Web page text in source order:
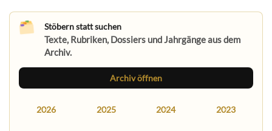
Stöbern statt suchen
Texte, Rubriken, Dossiers und Jahrgänge aus dem
Archiv.
Archiv öffnen
2026 2025 2024 2023